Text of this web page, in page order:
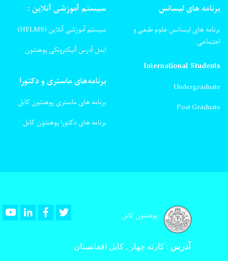
برنامه های لیسانس
برنامه های لیسانس علوم طبعی و
اجتماعی
سیستم آموزشی آنلاین :
سیستم آموزشی آنلاین (HELMS)
ایمل آدرس آلیکترونکی پوهنتون
International Students
Undergraduate
Post Graduate
برنامه‌های ماستری و دکتورا
برنامه های ماستری پوهنتون کابل
برنامه های دکتورا پوهنتون کابل
پوهنتون کابل YoutubeLinkedInFacebook
آدرس : کارته چهار , کابل افغانستان